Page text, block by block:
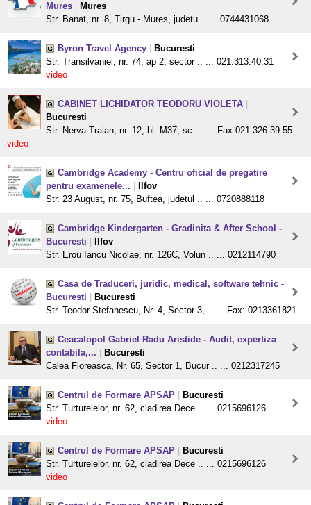
Mures
Mures
Str. Banat, nr. 8, Tirgu - Mures, judetu .. ... 0744431068
Byron Travel Agency
Bucuresti
Str. Transilvaniei, nr. 74, ap 2, sector .. ... 021.313.40.31
video
CABINET LICHIDATOR TEODORU VIOLETA
Bucuresti
Str. Nerva Traian, nr. 12, bl. M37, sc. .. ... Fax 021.326.39.55
video
Cambridge Academy - Centru oficial de pregatire
pentru examenele...
Ilfov
Str. 23 August, nr. 75, Buftea, judetul .. ... 0720888118
Cambridge Kindergarten - Gradinita & After School -
Bucuresti
Ilfov
Str. Erou Iancu Nicolae, nr. 126C, Volun .. ... 0212114790
Casa de Traduceri, juridic, medical, software tehnic -
Bucuresti
Bucuresti
Str. Teodor Stefanescu, Nr. 4, Sector 3, .. ... Fax: 0213361821
Ceacalopol Gabriel Radu Aristide - Audit, expertiza
contabila,...
Bucuresti
Calea Floreasca, Nr. 65, Sector 1, Bucur .. ... 0212317245
Centrul de Formare APSAP
Bucuresti
Str. Turturelelor, nr. 62, cladirea Dece .. ... 0215696126
video
Centrul de Formare APSAP
Bucuresti
Str. Turturelelor, nr. 62, cladirea Dece .. ... 0215696126
video